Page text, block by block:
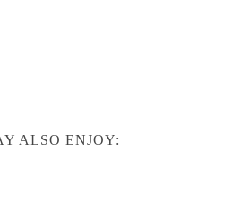
ALSO ENJOY: